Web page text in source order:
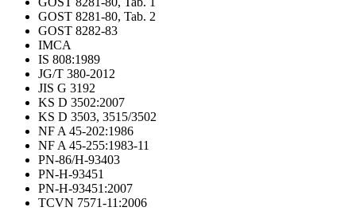
GOST 8281-80, Tab. 2
GOST 8282-83
IMCA
IS 808:1989
JG/T 380-2012
JIS G 3192
KS D 3502:2007
KS D 3503, 3515/3502
NF A 45-202:1986
NF A 45-255:1983-11
PN-86/H-93403
PN-H-93451
PN-H-93451:2007
TCVN 7571-11:2006